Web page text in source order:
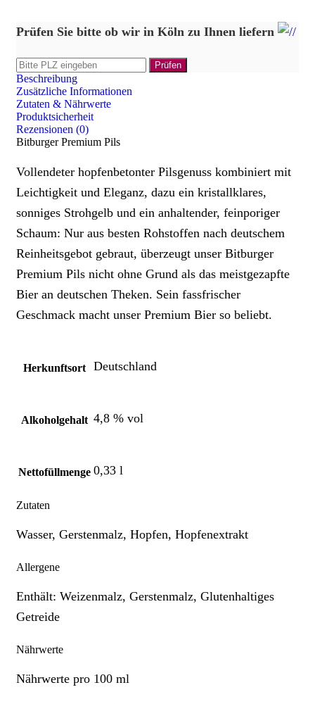
Prüfen Sie bitte ob wir in Köln zu Ihnen liefern
Beschreibung
Zusätzliche Informationen
Zutaten & Nährwerte
Produktsicherheit
Rezensionen (0)
Bitburger Premium Pils
Vollendeter hopfenbetonter Pilsgenuss kombiniert mit
Leichtigkeit und Eleganz, dazu ein kristallklares,
sonniges Strohgelb und ein anhaltender, feinporiger
Schaum: Nur aus besten Rohstoffen nach deutschem
Reinheitsgebot gebraut, überzeugt unser Bitburger
Premium Pils nicht ohne Grund als das meistgezapfte
Bier an deutschen Theken. Sein fassfrischer
Geschmack macht unser Premium Bier so beliebt.
Herkunftsort Deutschland
Alkoholgehalt 4,8 % vol
Nettofüllmenge 0,33 l
Zutaten
Wasser, Gerstenmalz, Hopfen, Hopfenextrakt
Allergene
Enthält: Weizenmalz, Gerstenmalz, Glutenhaltiges
Getreide
Nährwerte
Nährwerte pro 100 ml